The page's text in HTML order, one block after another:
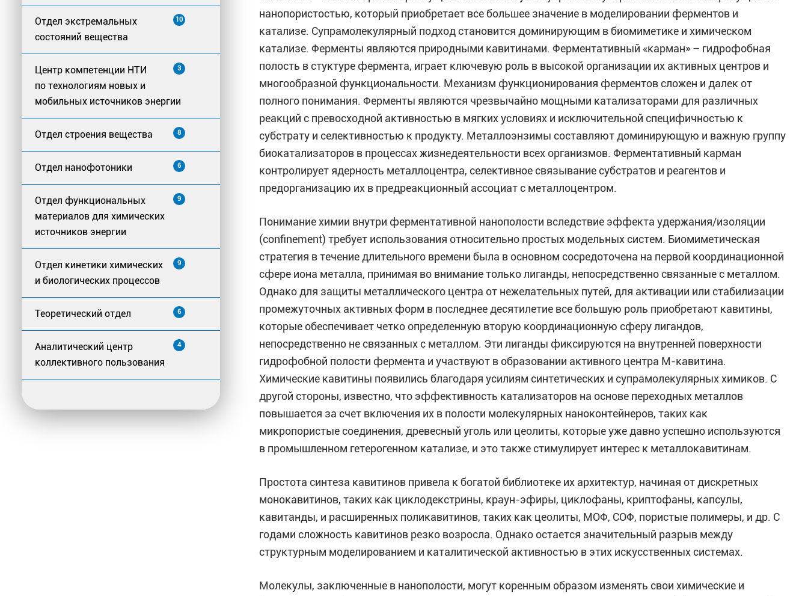
Отдел экстремальных
состояний вещества
10
Центр компетенции НТИ
по технологиям новых и
мобильных источников энергии
3
Отдел строения вещества 8
Отдел нанофотоники 6
Отдел функциональных
материалов для химических
источников энергии
9
Отдел кинетики химических
и биологических процессов
9
Теоретический отдел 6
Аналитический центр
коллективного пользования
4
нанопористостью, который приобретает все большее значение в моделировании ферментов и
катализе. Супрамолекулярный подход становится доминирующим в биомиметике и химическом
катализе. Ферменты являются природными кавитинами. Ферментативный «карман» – гидрофобная
полость в стуктуре фермента, играет ключевую роль в высокой организации их активных центров и
многообразной функциональности. Механизм функционирования ферментов сложен и далек от
полного понимания. Ферменты являются чрезвычайно мощными катализаторами для различных
реакций с превосходной активностью в мягких условиях и исключительной специфичностью к
субстрату и селективностью к продукту. Металлоэнзимы составляют доминирующую и важную группу
биокатализаторов в процессах жизнедеятельности всех организмов. Ферментативный карман
контролирует ядерность металлоцентра, селективное связывание субстратов и реагентов и
предорганизацию их в предреакционный ассоциат с металлоцентром.
Понимание химии внутри ферментативной нанополости вследствие эффекта удержания/изоляции
(confinement) требует использования относительно простых модельных систем. Биомиметическая
стратегия в течение длительного времени была в основном сосредоточена на первой координационной
сфере иона металла, принимая во внимание только лиганды, непосредственно связанные с металлом.
Однако для защиты металлического центра от нежелательных путей, для активации или стабилизации
промежуточных активных форм в последнее десятилетие все большую роль приобретают кавитины,
которые обеспечивает четко определенную вторую координационную сферу лигандов,
непосредственно не связанных с металлом. Эти лиганды фиксируются на внутренней поверхности
гидрофобной полости фермента и участвуют в образовании активного центра М-кавитина.
Химические кавитины появились благодаря усилиям синтетических и супрамолекулярных химиков. С
другой стороны, известно, что эффективность катализаторов на основе переходных металлов
повышается за счет включения их в полости молекулярных наноконтейнеров, таких как
микропористые соединения, древесный уголь или цеолиты, которые уже давно успешно используются
в промышленном гетерогенном катализе, и это также стимулирует интерес к металлокавитинам.
Простота синтеза кавитинов привела к богатой библиотеке их архитектур, начиная от дискретных
монокавитинов, таких как циклодекстрины, краун-эфиры, циклофаны, криптофаны, капсулы,
кавитанды, и расширенных поликавитинов, таких как цеолиты, MOФ, COФ, пористые полимеры, и др. С
годами сложность кавитинов резко возросла. Однако остается значительный разрыв между
структурным моделированием и каталитической активностью в этих искусственных системах.
Молекулы, заключенные в нанополости, могут коренным образом изменять свои химические и